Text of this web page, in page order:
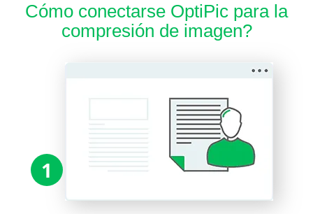
Cómo conectarse OptiPic para la
compresión de imagen?
1